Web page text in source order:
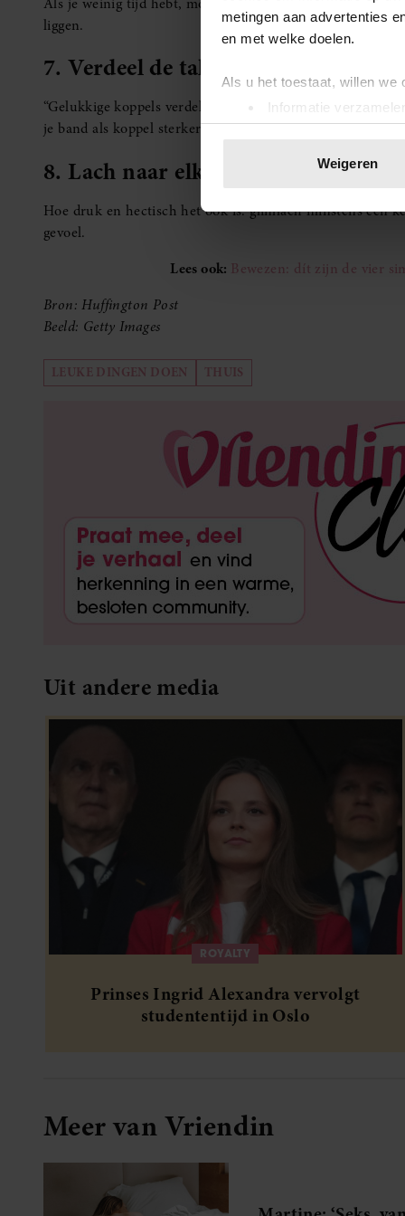
metingen aan advertenties
en met welke doelen.
Als u het toestaat, willen we
Informatie
Uw apparaat
toestemming op elk
We gebruiken cookies om
websiteverkeer te
media, adverteren en
verstrekt of die ze hebben
Weigeren
liggen.
7. Verdeel de taken
“Gelukkige koppels verdelen de huishoudelijke taken en
je band als koppel sterker”, aldus Dr. Kurt Smith.
8. Lach naar elkaar
Hoe druk en hectisch het ook is: glimlach minstens één
gevoel.
Lees ook: Bewezen: dít zijn de vier
Bron: Huffington Post
Beeld: Getty Images
LEUKE DINGEN DOEN THUIS
Uit andere media
ROYALTY
Prinses Ingrid Alexandra vervolgt
studententijd in Oslo
Meer van Vriendin